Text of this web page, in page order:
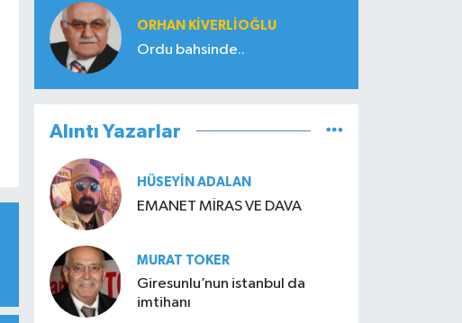
ORHAN KIVERLIOĞLU
Ordu bahsinde..
Alıntı Yazarlar
HÜSEYIN ADALAN
EMANET MİRAS VE DAVA
MURAT TOKER
Giresunlu’nun istanbul da
imtihanı